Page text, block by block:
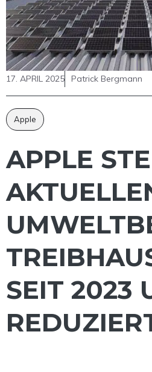
17. APRIL 2025 Patrick Bergmann
Apple
APPLE
SEIT 2023